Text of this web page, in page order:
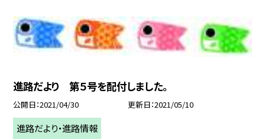
進路だより 第５号を配付しました。
公開日 2021/04/30 更新日 2021/05/10
進路だより・進路情報